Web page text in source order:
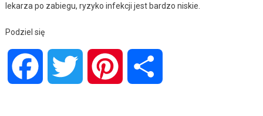
lekarza po zabiegu, ryzyko infekcji jest bardzo niskie.
Podziel się
Facebook Twitter Pinterest